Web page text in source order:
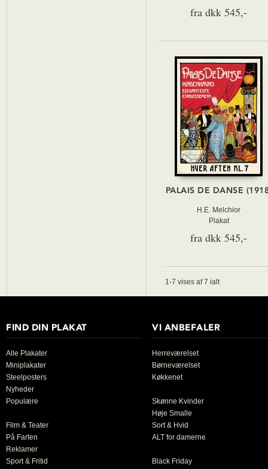
fra dkk 545,-
PALAIS DE DANSE
H.E. Melchior
Plakat
fra dkk 545,-
1-7 vises af 7 ialt
FIND DIN PLAKAT
Alle Plakater
Miniplakater
Steelposters
Nyheder
Populære
Film & Teater
På Farten
Reklamer
Sport & Fritid
VI ANBEFALER
Herreværelset
Børneværelset
Køkkenet
Skønne Kvinder
Høje Smalle
Sort & Hvid
ALT for damerne
Black Friday